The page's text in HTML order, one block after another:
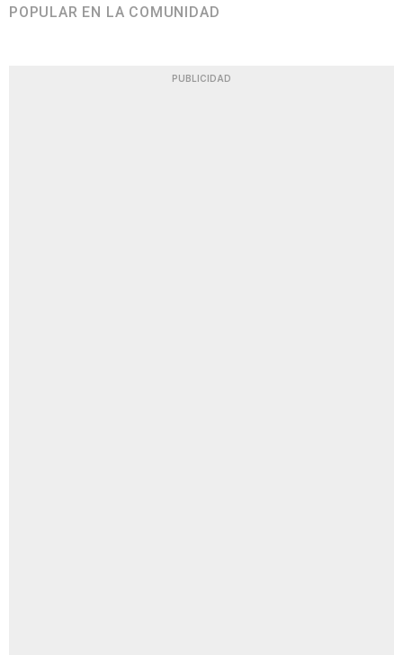
POPULAR EN LA COMUNIDAD
PUBLICIDAD